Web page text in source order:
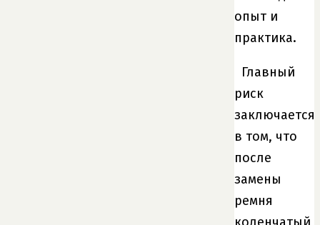
опыт и
практика.
Главный
риск
заключается
в том, что
после
замены
ремня